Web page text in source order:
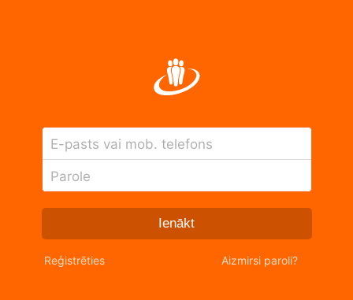
E-pasts vai mob. telefons
Parole
Ienākt
Reģistrēties Aizmirsi paroli?